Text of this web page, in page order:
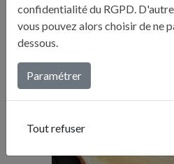
Temps de
confidentialité du RGPD.
vous pouvez alors choisir de ne
dessous.
Paramétrer
Tout refuser